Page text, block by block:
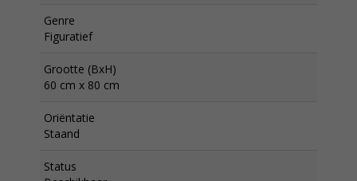
Genre
Figuratief
Grootte (BxH)
60 cm x 80 cm
Oriëntatie
Staand
Status